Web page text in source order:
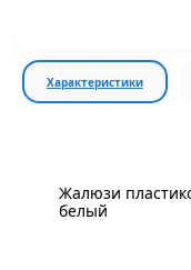
Характеристики
Жалюзи
белый